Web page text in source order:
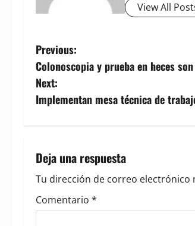
View All
P
o
s
n
a
v
Previous:
Colonoscopia y prueba en heces
Next:
Implementan mesa técnica de
Deja una respuesta
Tu dirección de correo electrónico
Comentario *